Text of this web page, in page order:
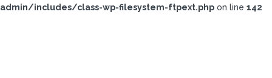
admin/includes/class-wp-filesystem-ftpext.php on line 142